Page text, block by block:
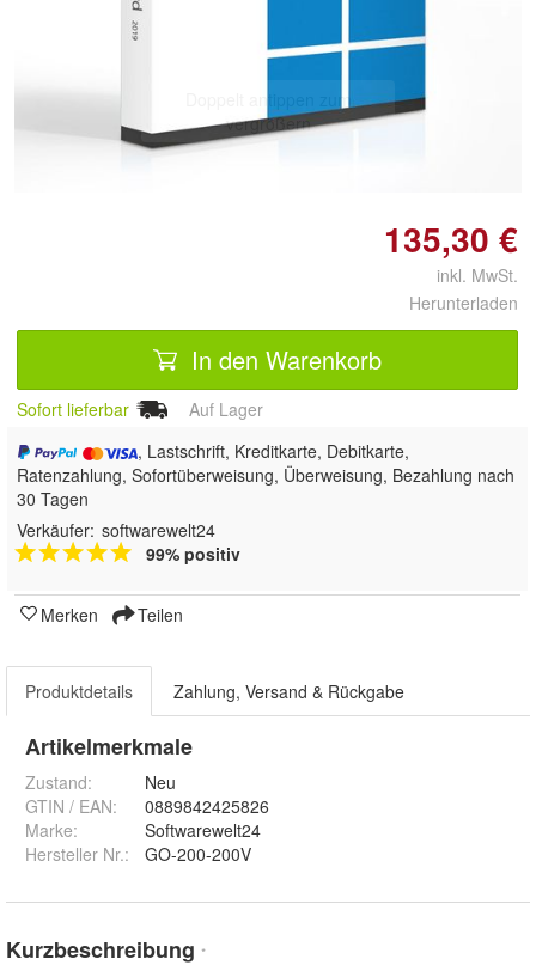
vergrößern
135,30 €
inkl. MwSt.
Herunterladen
In den Warenkorb
Sofort lieferbar
Auf Lager
, Lastschrift, Kreditkarte, Debitkarte,
Ratenzahlung, Sofortüberweisung, Überweisung, Bezahlung nach
30 Tagen
Verkäufer: softwarewelt24
99% positiv
Merken Teilen
Produktdetails Zahlung, Versand & Rückgabe
Artikelmerkmale
Zustand:
Neu
GTIN / EAN:
0889842425826
Marke:
Softwarewelt24
Hersteller Nr.:
GO-200-200V
Kurzbeschreibung *